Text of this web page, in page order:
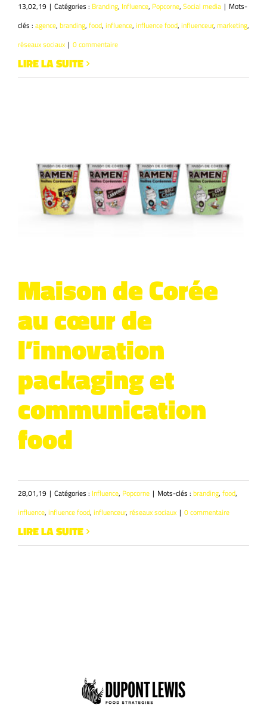
13,02,19 | Catégories : Branding, Influence, Popcorne, Social media | Mots-
clés : agence, branding, food, influence, influence food, influenceur, marketing,
réseaux sociaux | 0 commentaire
LIRE LA SUITE
Maison de Corée
au cœur de
l’innovation
packaging et
communication
food
28,01,19 | Catégories : Influence, Popcorne | Mots-clés : branding, food,
influence, influence food, influenceur, réseaux sociaux | 0 commentaire
LIRE LA SUITE